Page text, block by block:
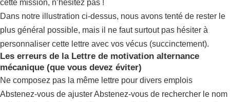
cette mission, n’hésitez pas !
Dans notre illustration ci-dessus, nous avons tenté de rester le
plus général possible, mais il ne faut surtout pas hésiter à
personnaliser cette lettre avec vos vécus (succinctement).
Les erreurs de la Lettre de motivation alternance
mécanique (que vous devez éviter)
Ne composez pas la même lettre pour divers emplois
Abstenez-vous de ajuster Abstenez-vous de rechercher le nom